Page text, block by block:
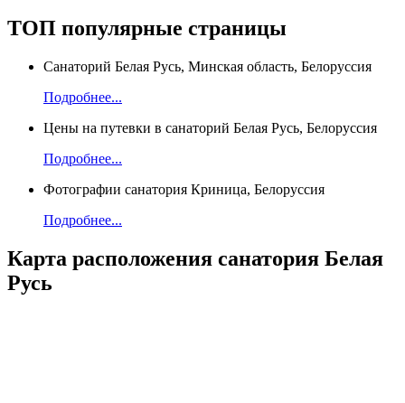
ТОП популярные страницы
Санаторий Белая Русь, Минская область, Белоруссия
Подробнее...
Цены на путевки в санаторий Белая Русь, Белоруссия
Подробнее...
Фотографии санатория Криница, Белоруссия
Подробнее...
Карта расположения санатория Белая
Русь